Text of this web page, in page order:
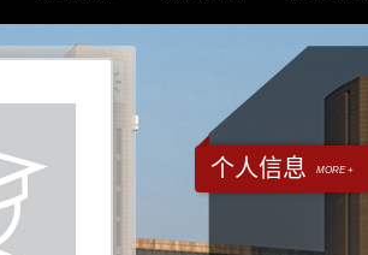
个人信息 MORE +